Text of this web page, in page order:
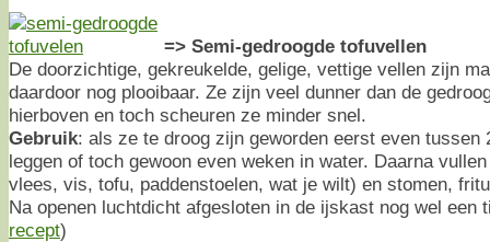
=> Semi-gedroogde tofuvellen
De doorzichtige, gekreukelde, gelige, vettige vellen zijn
daardoor nog plooibaar. Ze zijn veel dunner dan de
hierboven en toch scheuren ze minder snel.
Gebruik: als ze te droog zijn geworden eerst even tussen
leggen of toch gewoon even weken in water. Daarna
vlees, vis, tofu, paddenstoelen, wat je wilt) en stomen,
Na openen luchtdicht afgesloten in de ijskast nog wel een
recept)